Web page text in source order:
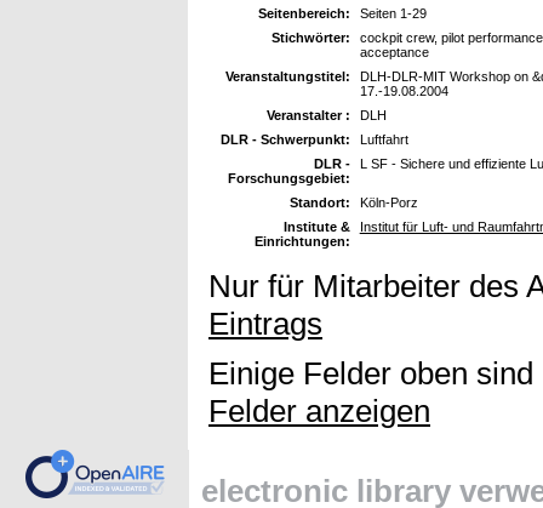
Seitenbereich:
Seiten 1-29
Stichwörter:
cockpit crew, pilot
acceptance
Veranstaltungstitel:
DLH-DLR-MIT Workshop on
17.-19.08.2004
Veranstalter :
DLH
DLR - Schwerpunkt:
Luftfahrt
DLR -
Forschungsgebiet:
L SF - Sichere und effiziente
Standort:
Köln-Porz
Institute &
Einrichtungen:
Institut für Luft- und
Nur für Mitarbeiter des
Eintrags
Einige Felder oben
Felder anzeigen
electronic library